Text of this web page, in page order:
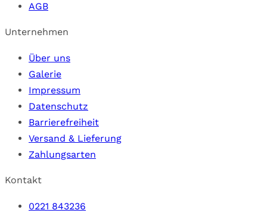
AGB
Unternehmen
Über uns
Galerie
Impressum
Datenschutz
Barrierefreiheit
Versand & Lieferung
Zahlungsarten
Kontakt
0221 843236